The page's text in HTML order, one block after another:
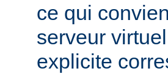
ce qui
serveur
explicite